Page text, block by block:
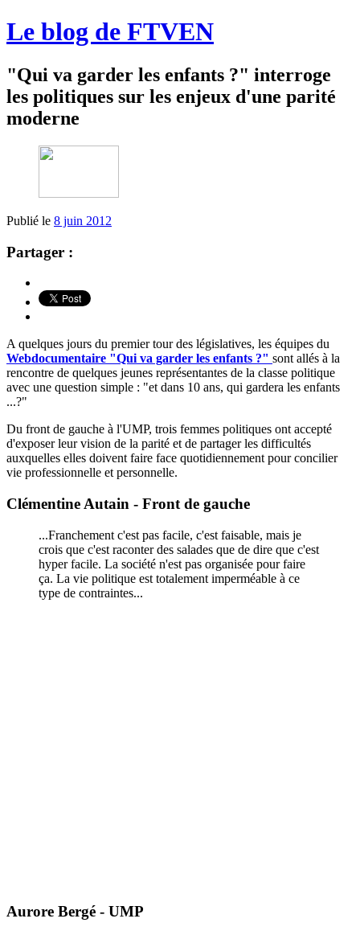
Le blog de FTVEN
"Qui va garder les enfants ?" interroge
les politiques sur les enjeux d'une parité
moderne
Publié le 8 juin 2012
Partager :
A quelques jours du premier tour des législatives, les équipes du
Webdocumentaire "Qui va garder les enfants ?" sont allés à la
rencontre de quelques jeunes représentantes de la classe politique
avec une question simple : "et dans 10 ans, qui gardera les enfants
...?"
Du front de gauche à l'UMP, trois femmes politiques ont accepté
d'exposer leur vision de la parité et de partager les difficultés
auxquelles elles doivent faire face quotidiennement pour concilier
vie professionnelle et personnelle.
Clémentine Autain - Front de gauche
...Franchement c'est pas facile, c'est faisable, mais je
crois que c'est raconter des salades que de dire que c'est
hyper facile. La société n'est pas organisée pour faire
ça. La vie politique est totalement imperméable à ce
type de contraintes...
Aurore Bergé - UMP